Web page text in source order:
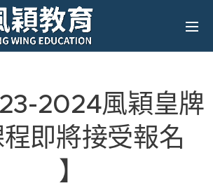
2024風穎皇牌
即將接受報名
❗】